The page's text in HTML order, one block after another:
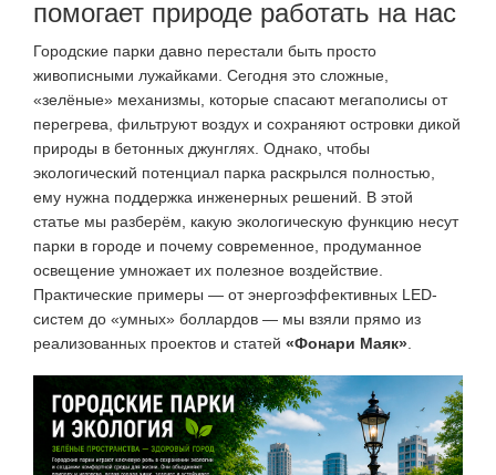
помогает природе работать на нас
Городские парки давно перестали быть просто
живописными лужайками. Сегодня это сложные,
«зелёные» механизмы, которые спасают мегаполисы от
перегрева, фильтруют воздух и сохраняют островки дикой
природы в бетонных джунглях. Однако, чтобы
экологический потенциал парка раскрылся полностью,
ему нужна поддержка инженерных решений. В этой
статье мы разберём, какую экологическую функцию несут
парки в городе и почему современное, продуманное
освещение умножает их полезное воздействие.
Практические примеры — от энергоэффективных LED-
систем до «умных» боллардов — мы взяли прямо из
реализованных проектов и статей «Фонари Маяк»